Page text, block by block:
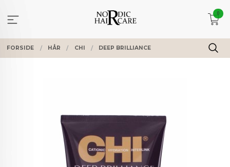
innholdet
0
FORSIDE HÅR CHI DEEP BRILLIANCE